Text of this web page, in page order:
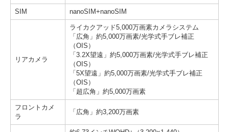
SIM nanoSIM+nanoSIM
リアカメラ
ライカクアッド5,000万画素カメラシステム
「広角」約5,000万画素/光学式手ブレ補正
（OIS）
「3.2X望遠」約5,000万画素/光学式手ブレ補正
（OIS）
「5X望遠」約5,000万画素/光学式手ブレ補正
（OIS）
「超広角」約5,000万画素
フロントカメ
ラ
「広角」約3,200万画素